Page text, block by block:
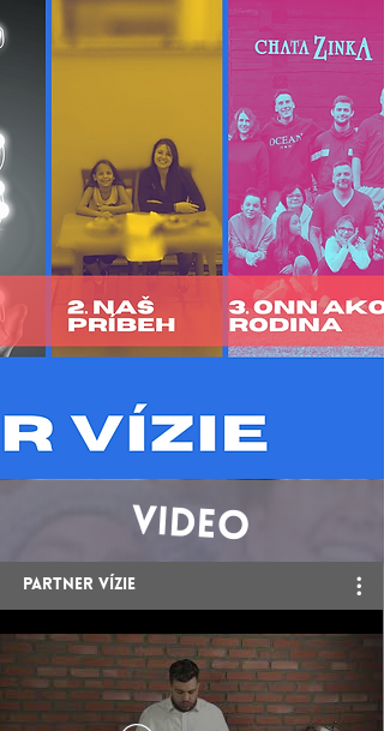
video
Partner vízie